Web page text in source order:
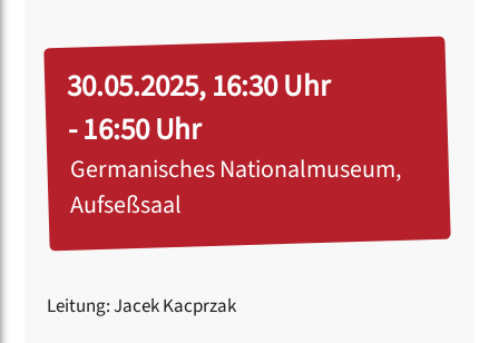
30.05.2025, 16:30 Uhr
- 16:50 Uhr
Germanisches Nationalmuseum,
Aufseßsaal
Leitung: Jacek Kacprzak